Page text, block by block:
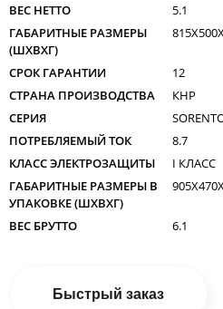
ВЕС НЕТТО
5.1
ГАБАРИТНЫЕ РАЗМЕРЫ
(ШXВXГ)
СРОК ГАРАНТИИ
12
СТРАНА ПРОИЗВОДСТВА
КНР
СЕРИЯ
ПОТРЕБЛЯЕМЫЙ ТОК
8.7
КЛАСС ЭЛЕКТРОЗАЩИТЫ
I КЛАСС
ГАБАРИТНЫЕ РАЗМЕРЫ В
УПАКОВКЕ (ШXВXГ)
ВЕС БРУТТО 6.1
Быстрый заказ